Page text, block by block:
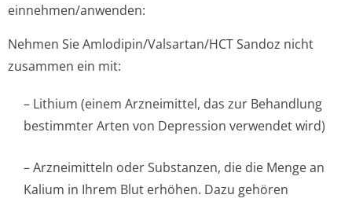
einnehmen/anwenden:
Nehmen Sie Amlodipin/Val­sartan/HCT Sandoz nicht
zusammen ein mit:
– Lithium (einem Arzneimittel, das zur Behandlung
bestimmter Arten von Depression verwendet wird)
– Arzneimitteln oder Substanzen, die die Menge an
Kalium in Ihrem Blut erhöhen. Dazu gehören